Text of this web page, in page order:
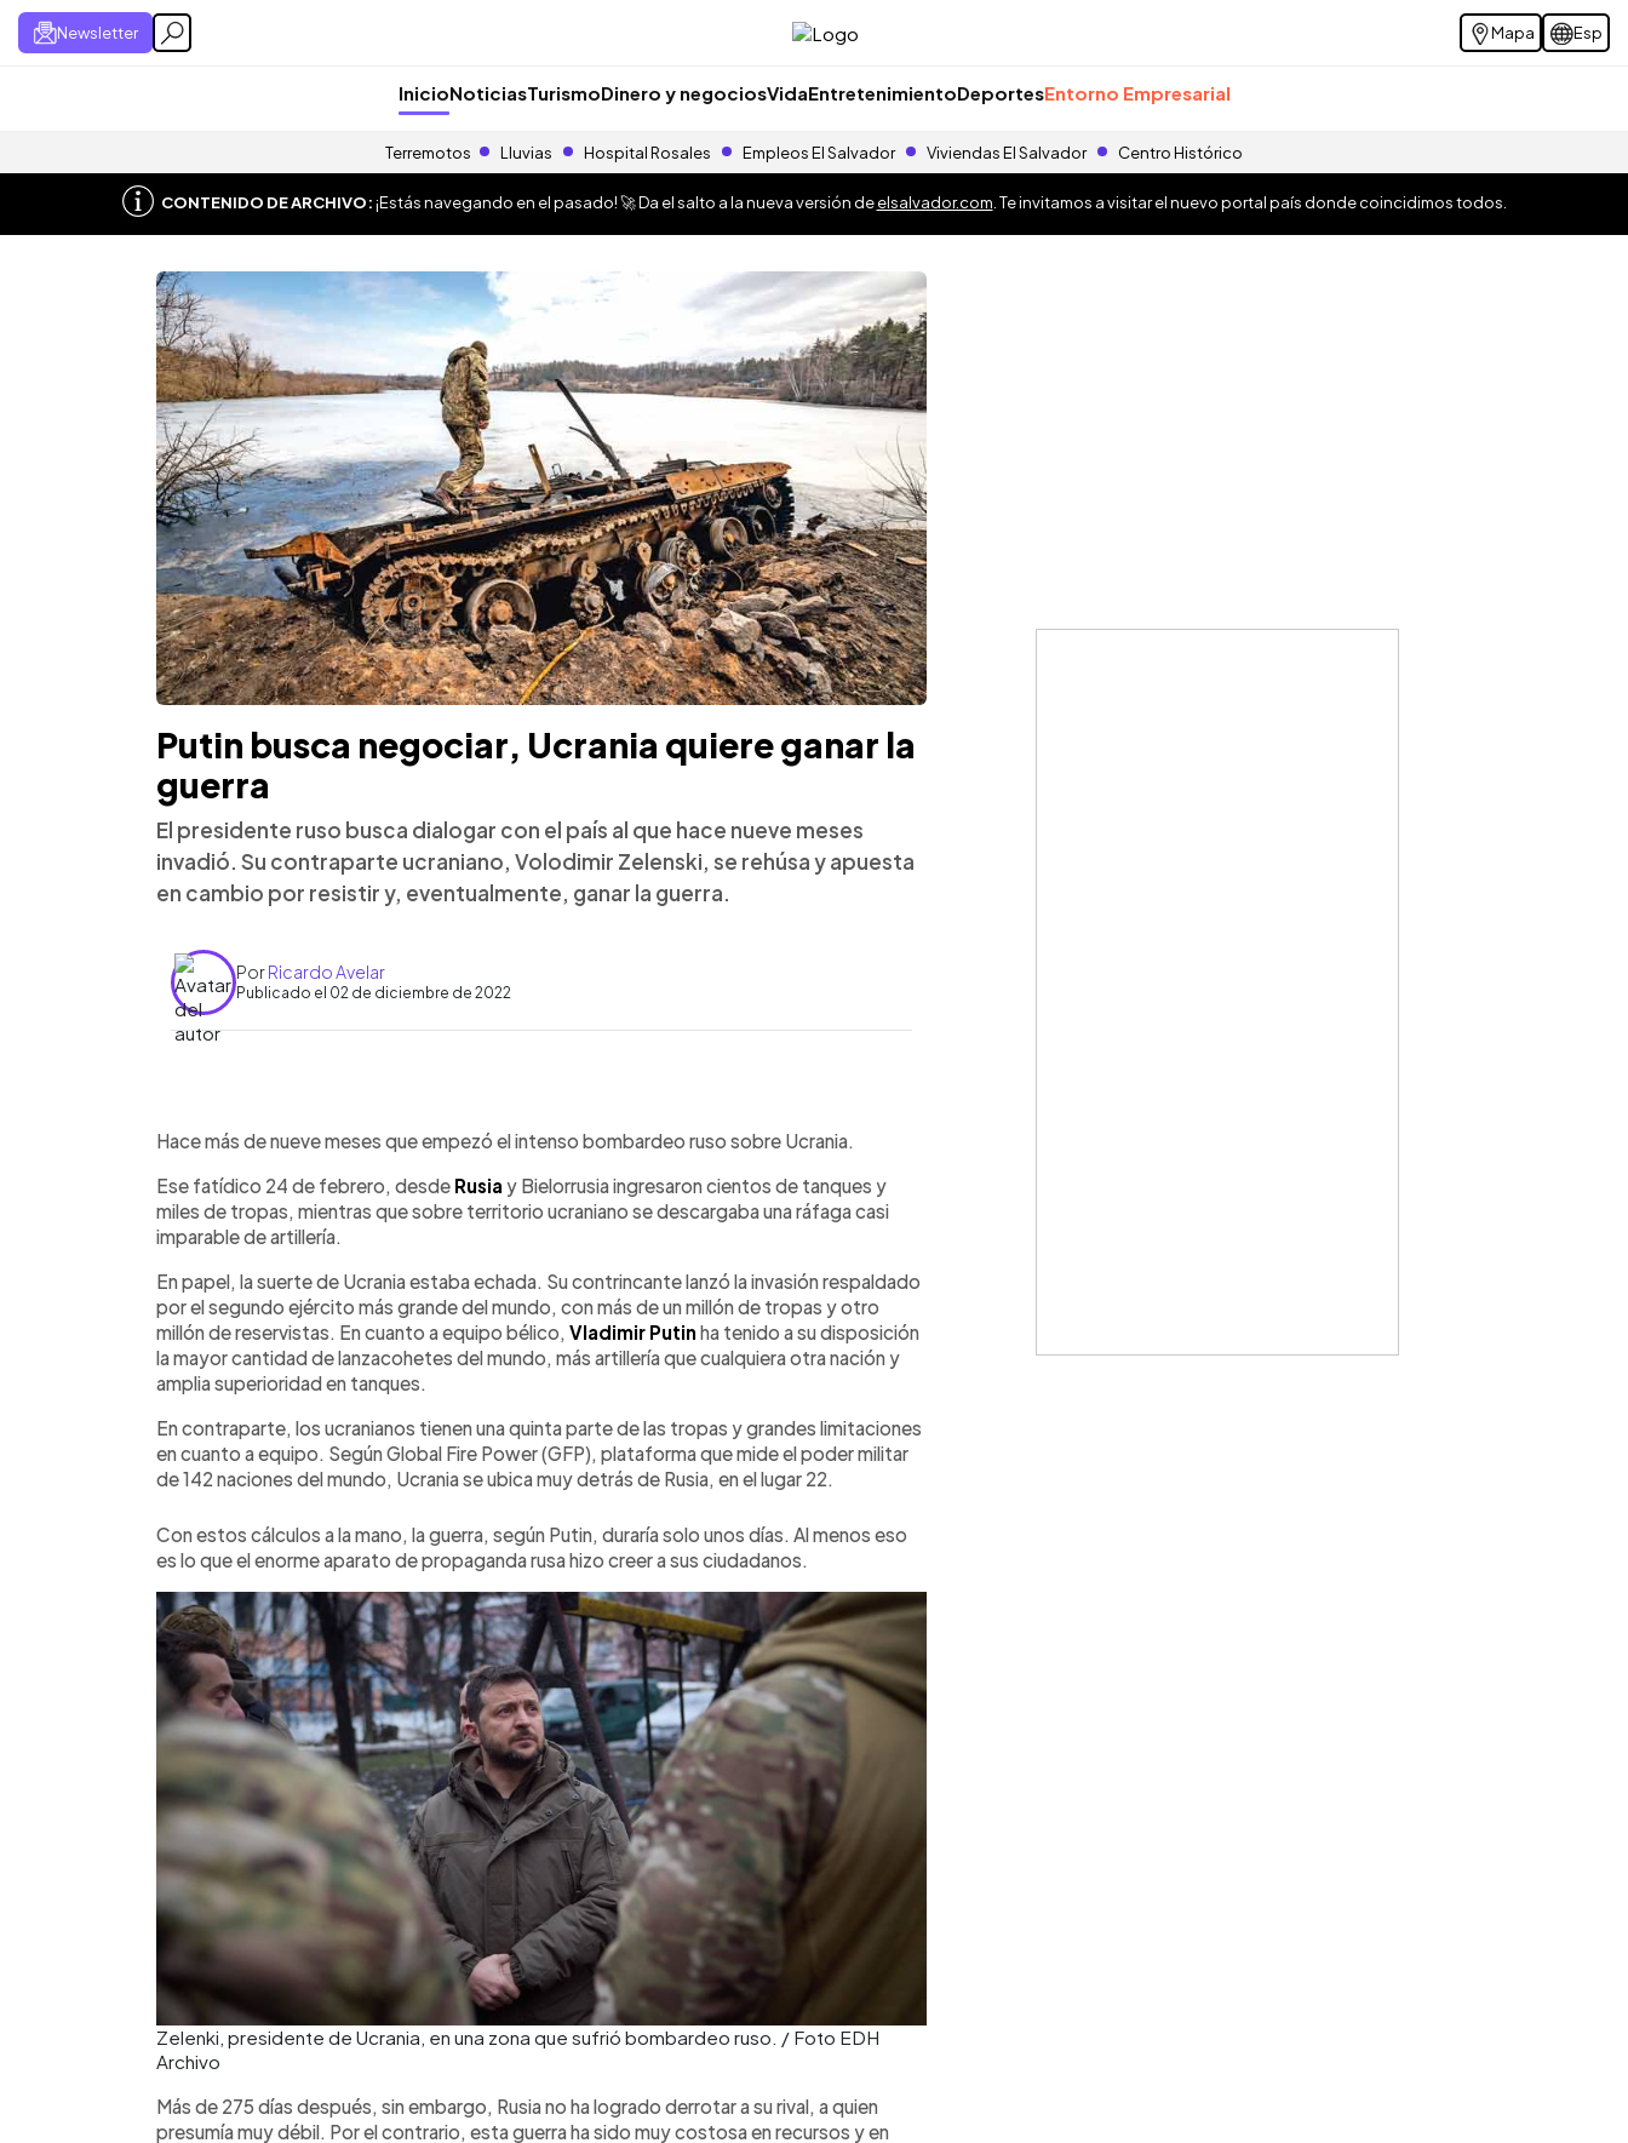
Newsletter Mapa Esp
InicioNoticiasTurismoDinero y negociosVidaEntretenimientoDeportesEntorno Empresarial
Terremotos Lluvias Hospital Rosales Empleos El Salvador Viviendas El Salvador Centro Histórico
CONTENIDO DE ARCHIVO:¡Estás navegando en el pasado! 🚀 Da el salto a la nueva versión deelsalvador.com . Te invitamos a visitar el nuevo portal país donde coincidimos todos.
Putin busca negociar, Ucrania quiere ganar la
guerra
El presidente ruso busca dialogar con el país al que hace nueve meses
invadió. Su contraparte ucraniano, Volodimir Zelenski, se rehúsa y apuesta
en cambio por resistir y, eventualmente, ganar la guerra.
PorRicardo Avelar
Publicado el 02 de diciembre de 2022
► Escuchar artículo
Hace más de nueve meses que empezó el intenso bombardeo ruso sobre Ucrania.
Ese fatídico 24 de febrero, desde Rusia y Bielorrusia ingresaron cientos de tanques y
miles de tropas, mientras que sobre territorio ucraniano se descargaba una ráfaga casi
imparable de artillería.
En papel, la suerte de Ucrania estaba echada. Su contrincante lanzó la invasión respaldado
por el segundo ejército más grande del mundo, con más de un millón de tropas y otro
millón de reservistas. En cuanto a equipo bélico, Vladimir Putin ha tenido a su disposición
la mayor cantidad de lanzacohetes del mundo, más artillería que cualquiera otra nación y
amplia superioridad en tanques.
En contraparte, los ucranianos tienen una quinta parte de las tropas y grandes limitaciones
en cuanto a equipo. Según Global Fire Power (GFP), plataforma que mide el poder militar
de 142 naciones del mundo, Ucrania se ubica muy detrás de Rusia, en el lugar 22.
Con estos cálculos a la mano, la guerra, según Putin, duraría solo unos días. Al menos eso
es lo que el enorme aparato de propaganda rusa hizo creer a sus ciudadanos.
Zelenki, presidente de Ucrania, en una zona que sufrió bombardeo ruso. / Foto EDH
Archivo
Más de 275 días después, sin embargo, Rusia no ha logrado derrotar a su rival, a quien
presumía muy débil. Por el contrario, esta guerra ha sido muy costosa en recursos y en